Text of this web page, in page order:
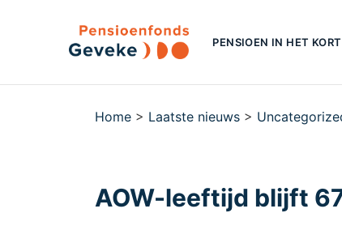
PENSIOEN IN HET KORT
Home > Laatste nieuws >
AOW-leeftijd blijft